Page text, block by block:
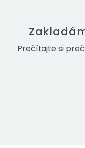
Prečítajte si